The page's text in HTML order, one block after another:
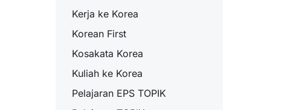
Kerja ke Korea
Korean First
Kosakata Korea
Kuliah ke Korea
Pelajaran EPS TOPIK